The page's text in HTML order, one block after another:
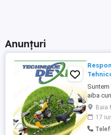
Anunțuri
Suntem
aiba
masini
de
Baia
17